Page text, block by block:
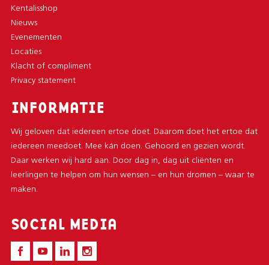
Kentalisshop
Nieuws
Evenementen
Locaties
Klacht of compliment
Privacy statement
INFORMATIE
Wij geloven dat iedereen ertoe doet. Daarom doet het ertoe dat
iedereen meedoet. Mee kán doen. Gehoord en gezien wordt.
Daar werken wij hard aan. Door dag in, dag uit cliënten en
leerlingen te helpen om hun wensen – en hun dromen – waar te
maken.
SOCIAL MEDIA